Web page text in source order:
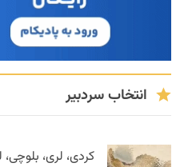
انتخاب سردبیر
کردی، لری،